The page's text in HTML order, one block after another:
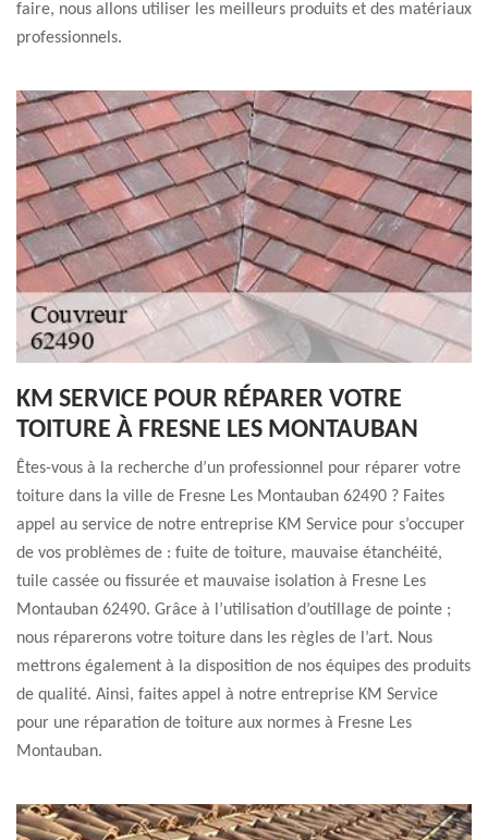
faire, nous allons utiliser les meilleurs produits et des matériaux
professionnels.
KM SERVICE POUR RÉPARER VOTRE
TOITURE À FRESNE LES MONTAUBAN
Êtes-vous à la recherche d’un professionnel pour réparer votre
toiture dans la ville de Fresne Les Montauban 62490 ? Faites
appel au service de notre entreprise KM Service pour s’occuper
de vos problèmes de : fuite de toiture, mauvaise étanchéité,
tuile cassée ou fissurée et mauvaise isolation à Fresne Les
Montauban 62490. Grâce à l’utilisation d’outillage de pointe ;
nous réparerons votre toiture dans les règles de l’art. Nous
mettrons également à la disposition de nos équipes des produits
de qualité. Ainsi, faites appel à notre entreprise KM Service
pour une réparation de toiture aux normes à Fresne Les
Montauban.